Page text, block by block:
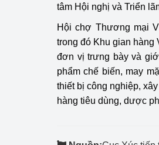
tâm Hội nghị và Triển
Hội chợ Thương mại
trong đó Khu gian hàng
đơn vị trưng bày và
phẩm chế biến, may
thiết bị công nghiệp,
hàng tiêu dùng, dược